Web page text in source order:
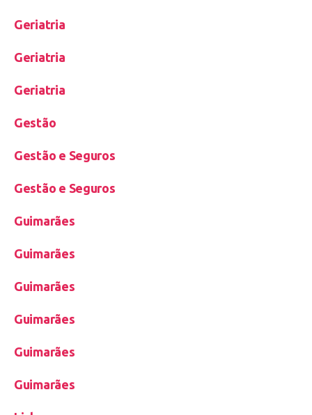
Geriatria
Geriatria
Geriatria
Gestão
Gestão e Seguros
Gestão e Seguros
Guimarães
Guimarães
Guimarães
Guimarães
Guimarães
Guimarães